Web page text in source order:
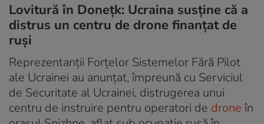
Lovitură în Donețk: Ucraina susține că a
distrus un centru de drone finanțat de
ruși
Reprezentanții Forțelor Sistemelor Fără Pilot
ale Ucrainei au anunțat, împreună cu Serviciul
de Securitate al Ucrainei, distrugerea unui
centru de instruire pentru operatori de droneîn